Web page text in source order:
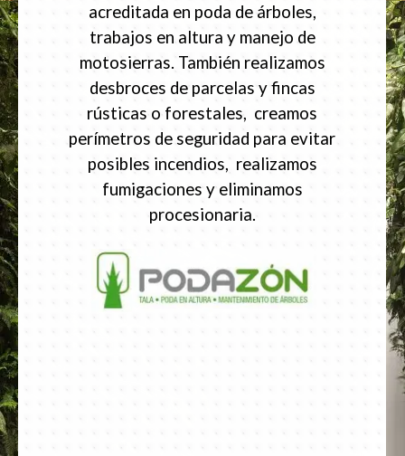
acreditada en poda de árboles,
trabajos en altura y manejo de
motosierras. También realizamos
desbroces de parcelas y fincas
rústicas o forestales, creamos
perímetros de seguridad para evitar
posibles incendios, realizamos
fumigaciones y eliminamos
procesionaria.